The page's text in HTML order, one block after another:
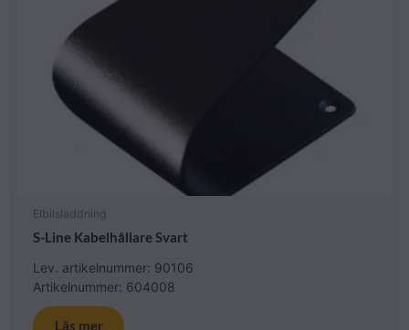
Elbilsladdning
S-Line Kabelhållare Svart
Lev. artikelnummer: 90106
Artikelnummer: 604008
Läs mer